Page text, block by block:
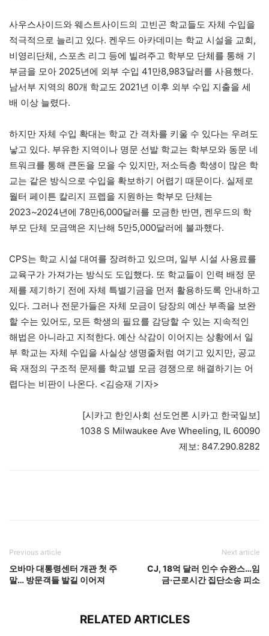
사우스사이드와 웨스트사이드의 고빈곤 학교들도 자체 수입을
적극적으로 늘리고 있다. 켄우드 아카데미는 학교 시설을 교회,
비영리단체, 스포츠 리그 등에 빌려주고 학부모 단체를 통해 기
부금을 모아 2025년에 외부 수입 41만8,983달러를 사용했다.
남서부 지역의 80개 학교도 2021년 이후 외부 수입 지출을 세
배 이상 늘렸다.
하지만 자체 수입 확대는 학교 간 격차를 키울 수 있다는 우려도
낳고 있다. 부유한 지역이나 명문 선발 학교는 학부모와 동문 네
트워크를 통해 큰돈을 모을 수 있지만, 저소득층 학생이 많은 학
교는 같은 방식으로 수입을 확보하기 어렵기 때문이다. 실제로
월터 페이튼 칼리지 프렙을 지원하는 학부모 단체는
2023~2024년에 78만6,000달러를 모금한 반면, 켄우드의 학
부모 단체 모금액은 지난해 5만5,000달러에 불과했다.
CPS는 학교 시설 대여를 장려하고 있으며, 일부 시설 사용료를
교육구가 가져가는 방식도 도입했다. 또 학교들이 인력 배정 문
제를 제기하기 전에 자체 특별기금을 먼저 활용하도록 안내하고
있다. 그러나 전문가들은 자체 모금이 당장의 예산 부족을 보완
할 수는 있어도, 모든 학생의 필요를 감당할 수 있는 지속적인
해법은 아니라고 지적한다. 예산 삭감이 이어지는 상황에서 일
부 학교는 자체 수입을 사실상 생명줄처럼 여기고 있지만, 공교
육 재정의 구조적 문제를 학교별 모금 경쟁으로 해결하기는 어
렵다는 비판이 나온다. <김승재 기자>
[시카고 한인사회 선도언론 시카고 한국일보]
1038 S Milwaukee Ave Wheeling, IL 60090
제보: 847.290.8282
Previous article
오바마 대통령센터 개관 첫 주
말… 방문객들 발길 이어져
Next article
CJ, 18억 달러 인수 슈완스…임
금·근로시간 집단소송 피소
RELATED ARTICLES